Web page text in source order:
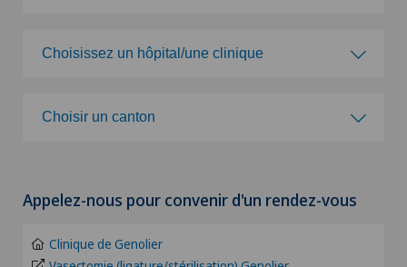
Allergologie et immunologie
Choisissez un hôpital/une clinique
Clinique de Montchoisi
Clinique de Valère
Choisir un canton
BE
Appelez-nous pour convenir d'un rendez-vous
Clinique de Genolier